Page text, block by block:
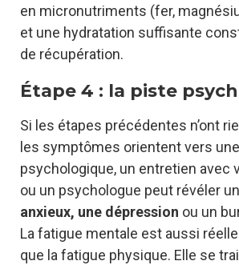
en micronutriments (fer,
et une hydratation suffisante
de récupération.
Étape 4 : la piste
Si les étapes précédentes n’ont
les symptômes orientent vers
psychologique, un entretien avec
ou un psychologue peut révéler un
anxieux, une dépression ou un
La fatigue mentale est aussi
que la fatigue physique. Elle se